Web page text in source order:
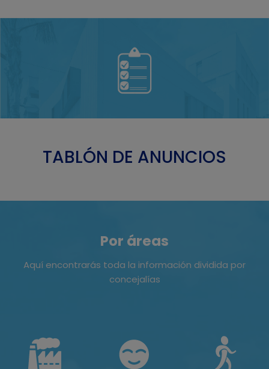
TABLÓN DE ANUNCIOS
Por áreas
Aquí encontrarás toda la información dividida por
concejalías